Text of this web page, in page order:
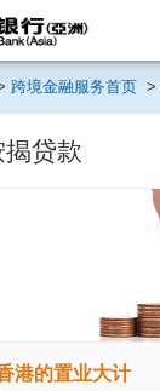
跨境金融服务首页 >
贷款
港的置业大计